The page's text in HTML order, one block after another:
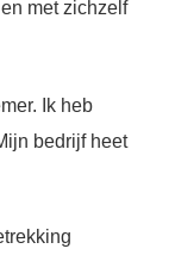
met zichzelf
Ik heb
bedrijf heet